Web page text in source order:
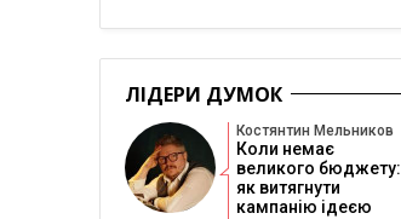
ЛІДЕРИ ДУМОК
Костянтин Мельников
Коли немає
великого бюджету:
як витягнути
кампанію ідеєю